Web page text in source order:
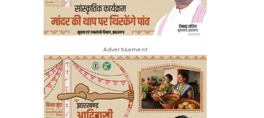
Advertisement